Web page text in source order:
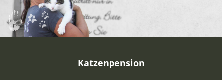
Katzenpension